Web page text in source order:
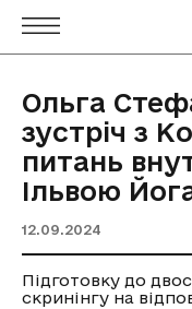
Ольга
зустріч з
питань
Ільвою
12.09.2024
Підготовку до
скринінгу на